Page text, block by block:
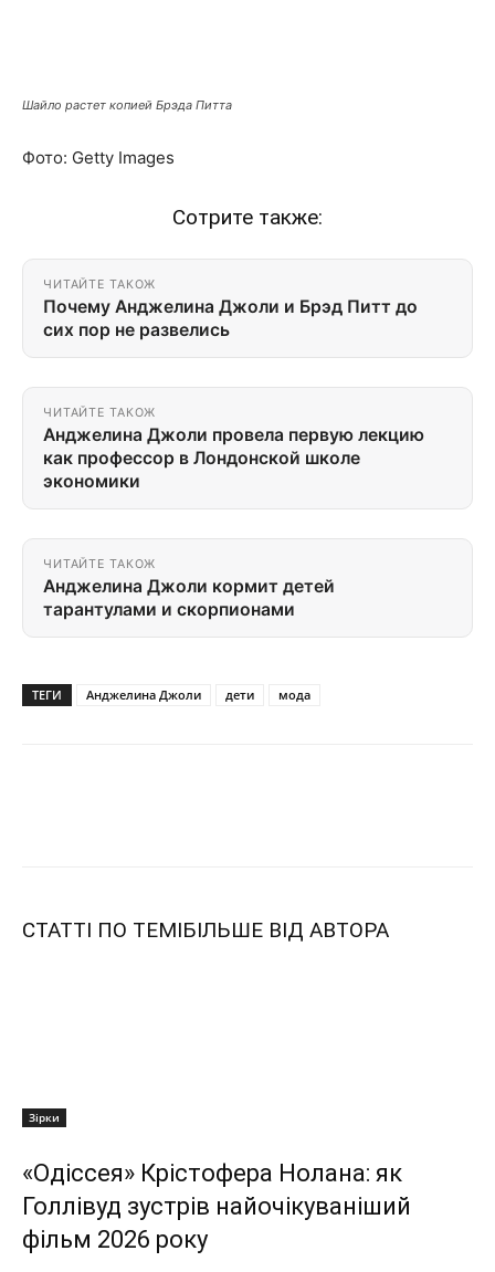
Шайло растет копией Брэда Питта
Фото: Getty Images
Сотрите также:
ЧИТАЙТЕ ТАКОЖ
Почему Анджелина Джоли и Брэд Питт до
сих пор не развелись
ЧИТАЙТЕ ТАКОЖ
Анджелина Джоли провела первую лекцию
как професcор в Лондонской школе
экономики
ЧИТАЙТЕ ТАКОЖ
Анджелина Джоли кормит детей
тарантулами и скорпионами
ТЕГИ Анджелина Джоли дети мода
СТАТТІ ПО ТЕМІБІЛЬШЕ ВІД АВТОРА
Зірки
«Одіссея» Крістофера Нолана: як
Голлівуд зустрів найочікуваніший
фільм 2026 року